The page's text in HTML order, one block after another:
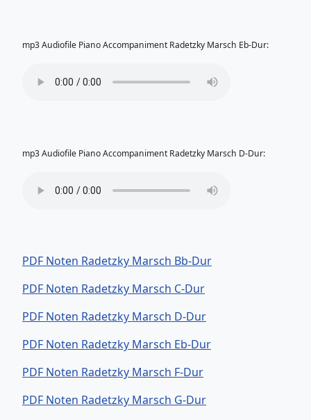
mp3 Audiofile Piano Accompaniment Radetzky Marsch Eb-Dur:
mp3 Audiofile Piano Accompaniment Radetzky Marsch D-Dur:
PDF Noten Radetzky Marsch Bb-Dur
PDF Noten Radetzky Marsch C-Dur
PDF Noten Radetzky Marsch D-Dur
PDF Noten Radetzky Marsch Eb-Dur
PDF Noten Radetzky Marsch F-Dur
PDF Noten Radetzky Marsch G-Dur